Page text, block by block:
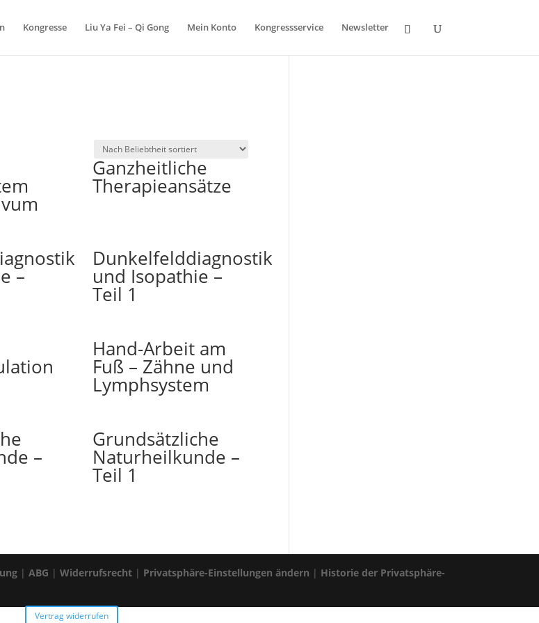
Kongresse Liu Ya Fei – Qi Gong Mein Konto Kongressservice Newsletter
Ganzheitliche
Therapieansätze
–
Dunkelfelddiagnostik
und Isopathie –
Teil 1
Hand-Arbeit am
Fuß – Zähne und
Lymphsystem
–
Grundsätzliche
Naturheilkunde –
Teil 1
|ABG |Widerrufsrecht | Privatsphäre-Einstellungen ändern | Historie der Privatsphäre-
Vertrag widerrufen